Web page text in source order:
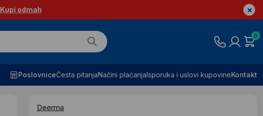
Kupi odmah
0
PoslovniceČesta pitanjaNačini plaćanjaIsporuka i uslovi kupovineKontakt
Deerma